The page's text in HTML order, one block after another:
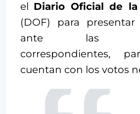
el Diario Oficial de la
(DOF) para
ante las
correspondientes,
cuentan con los votos